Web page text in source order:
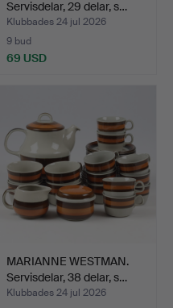
Servisdelar, 29 delar, s…
Klubbades 24 jul 2026
9 bud
69 USD
MARIANNE WESTMAN.
Servisdelar, 38 delar, s…
Klubbades 24 jul 2026